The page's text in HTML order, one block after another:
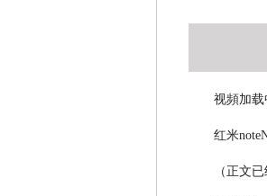
视頻加载
红米
（正文已